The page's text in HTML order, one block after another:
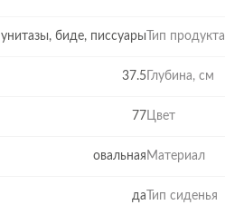
унитазы, биде, писсуары Тип продукта
37.5 Глубина, см
77 Цвет
овальная Материал
да Тип сиденья